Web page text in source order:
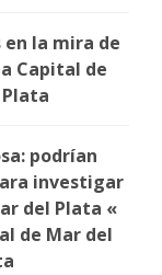
la mira de
Capital de
podrían
investigar
del Plata «
de Mar del